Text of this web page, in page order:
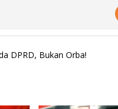
DPRD, Bukan Orba!